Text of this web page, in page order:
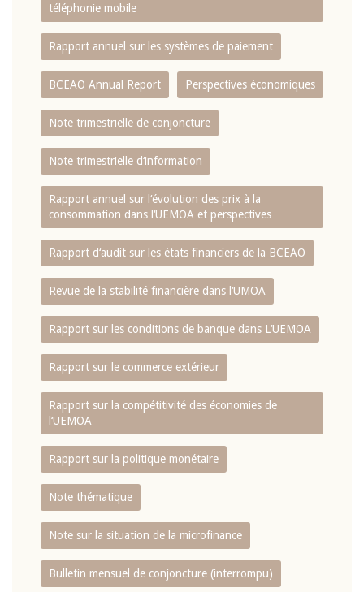
téléphonie mobile
Rapport annuel sur les systèmes de paiement
BCEAO Annual Report Perspectives économiques
Note trimestrielle de conjoncture
Note trimestrielle d‘information
Rapport annuel sur l‘évolution des prix à la
consommation dans l‘UEMOA et perspectives
Rapport d‘audit sur les états financiers de la BCEAO
Revue de la stabilité financière dans l‘UMOA
Rapport sur les conditions de banque dans L‘UEMOA
Rapport sur le commerce extérieur
Rapport sur la compétitivité des économies de
l‘UEMOA
Rapport sur la politique monétaire
Note thématique
Note sur la situation de la microfinance
Bulletin mensuel de conjoncture (interrompu)